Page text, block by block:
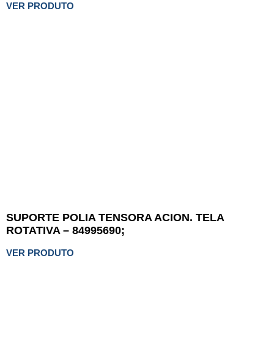
VER PRODUTO
SUPORTE POLIA TENSORA ACION. TELA
ROTATIVA – 84995690;
VER PRODUTO